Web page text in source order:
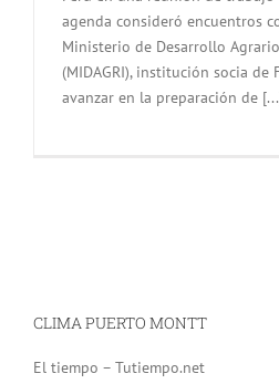
agenda consideró encuentros
Ministerio de Desarrollo
(MIDAGRI), institución socia de
avanzar en la preparación de
CLIMA PUERTO MONTT
El tiempo – Tutiempo.net